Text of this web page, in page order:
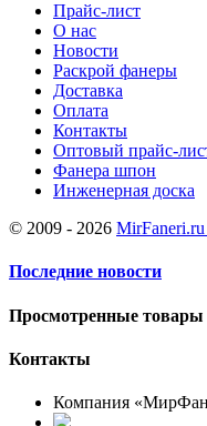
Прайс-лист
О нас
Новости
Раскрой фанеры
Доставка
Оплата
Контакты
Оптовый прайс-
Фанера шпон
Инженерная доска
© 2009 - 2026
Последние новости
Просмотренные товары
Контакты
Компания